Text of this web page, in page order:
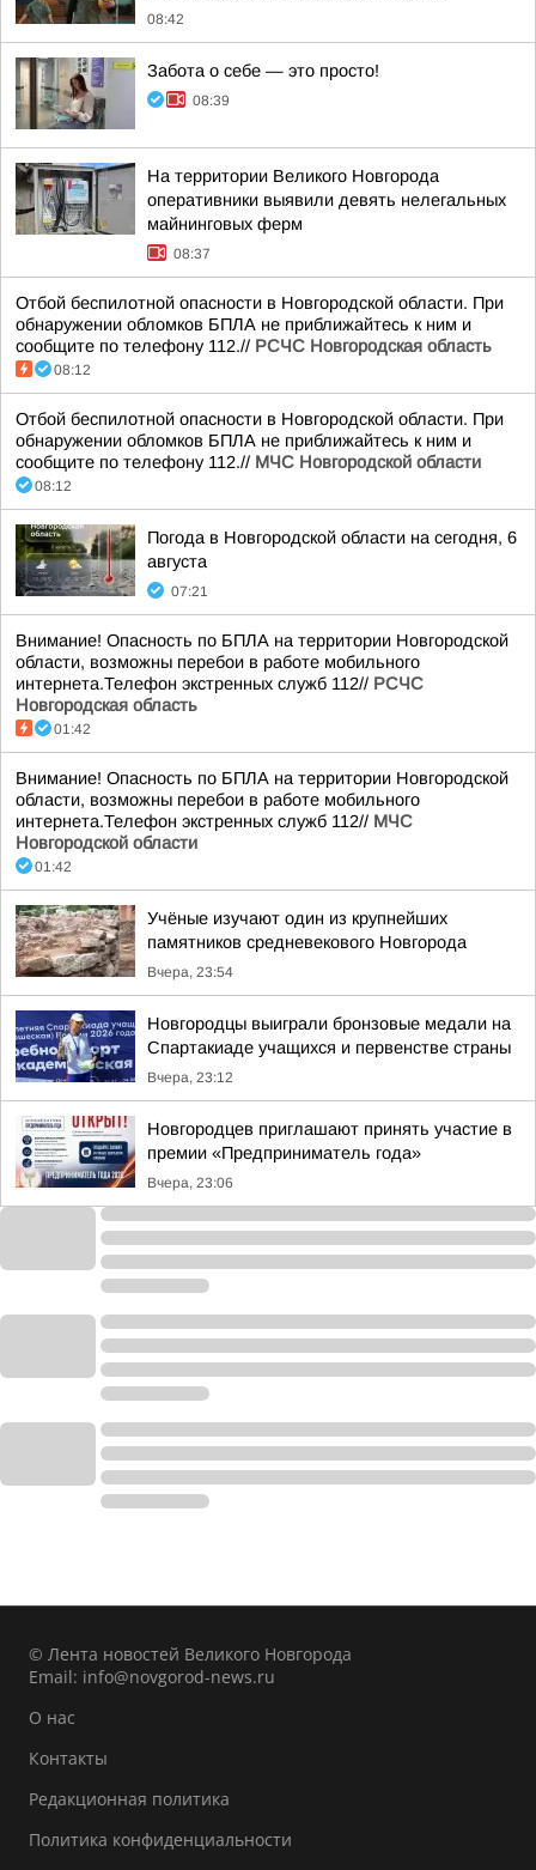
08:42
Забота о себе — это просто!
08:39
На территории Великого Новгорода
оперативники выявили девять нелегальных
майнинговых ферм
08:37
Отбой беспилотной опасности в Новгородской области. При
обнаружении обломков БПЛА не приближайтесь к ним и
сообщите по телефону 112.// РСЧС Новгородская область
08:12
Отбой беспилотной опасности в Новгородской области. При
обнаружении обломков БПЛА не приближайтесь к ним и
сообщите по телефону 112.// МЧС Новгородской области
08:12
Погода в Новгородской области на сегодня, 6
августа
07:21
Внимание! Опасность по БПЛА на территории Новгородской
области, возможны перебои в работе мобильного
интернета.Телефон экстренных служб 112// РСЧС
Новгородская область
01:42
Внимание! Опасность по БПЛА на территории Новгородской
области, возможны перебои в работе мобильного
интернета.Телефон экстренных служб 112// МЧС
Новгородской области
01:42
Учёные изучают один из крупнейших
памятников средневекового Новгорода
Вчера, 23:54
Новгородцы выиграли бронзовые медали на
Спартакиаде учащихся и первенстве страны
Вчера, 23:12
Новгородцев приглашают принять участие в
премии «Предприниматель года»
Вчера, 23:06
© Лента новостей Великого Новгорода
Email: info@novgorod-news.ru
О нас
Контакты
Редакционная политика
Политика конфиденциальности